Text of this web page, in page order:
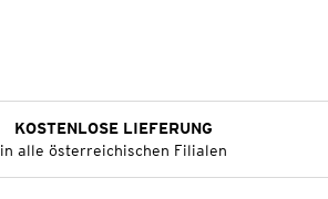
KOSTENLOSE LIEFERUNG
in alle österreichischen Filialen